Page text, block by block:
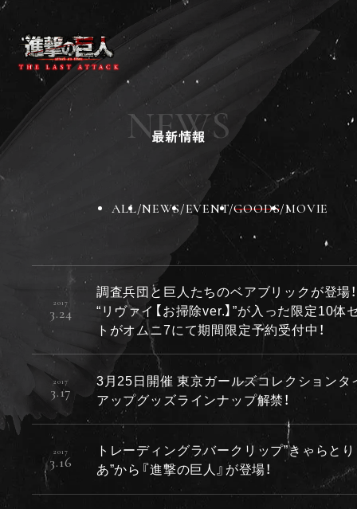
ニュース
作品紹介
チケット
劇場グッズ
劇場一覧
BD&DVD
スペシャル
Instagram
TikTok
NEWS
最新情報
ALL NEWS EVENT GOODS MOVIE
2017
3.24
調査兵団と巨人たちのベアブリックが登場！
“リヴァイ【お掃除ver.】”が入った限定10体
トがオムニ7にて期間限定予約受付中！
2017
3.17
3月25日開催 東京ガールズコレクションタ
アップグッズラインナップ解禁！
2017
3.16
トレーディングラバークリップ”きゃらとり
あ”から『進撃の巨人』が登場！